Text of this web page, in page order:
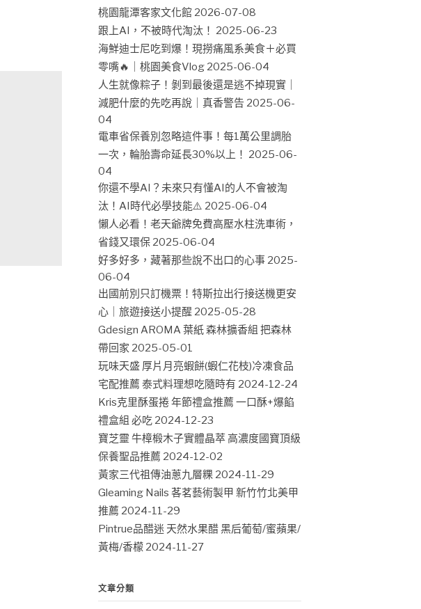
桃園龍潭客家文化館 2026-07-08
跟上AI，不被時代淘汰！ 2025-06-23
海鮮迪士尼吃到爆！現撈痛風系美食＋必買
零嘴🔥｜桃園美食Vlog 2025-06-04
人生就像粽子！剝到最後還是逃不掉現實｜
減肥什麼的先吃再說｜真香警告 2025-06-
04
電車省保養別忽略這件事！每1萬公里調胎
一次，輪胎壽命延長30%以上！ 2025-06-
04
你還不學AI？未來只有懂AI的人不會被淘
汰！AI時代必學技能⚠️ 2025-06-04
懶人必看！老天爺牌免費高壓水柱洗車術，
省錢又環保 2025-06-04
好多好多，藏著那些說不出口的心事 2025-
06-04
出國前別只訂機票！特斯拉出行接送機更安
心｜旅遊接送小提醒 2025-05-28
Gdesign AROMA 葉紙 森林擴香組 把森林
帶回家 2025-05-01
玩味天盛 厚片月亮蝦餅(蝦仁花枝)冷凍食品
宅配推薦 泰式料理想吃隨時有 2024-12-24
Kris克里酥蛋捲 年節禮盒推薦 一口酥+爆餡
禮盒組 必吃 2024-12-23
寶芝靈 牛樟椴木子實體晶萃 高濃度國寶頂級
保養聖品推薦 2024-12-02
黃家三代祖傳油蔥九層粿 2024-11-29
Gleaming Nails 茖茗藝術製甲 新竹竹北美甲
推薦 2024-11-29
Pintrue品醋迷 天然水果醋 黑后葡萄/蜜蘋果/
黃梅/香檬 2024-11-27
文章分類